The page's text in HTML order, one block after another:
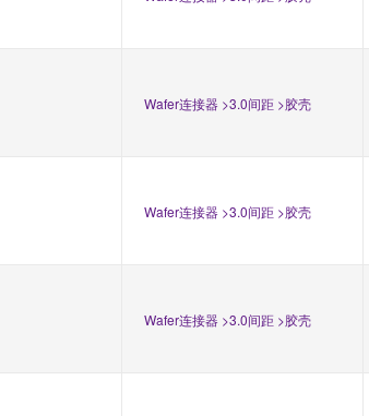
Wafer连接器 >3.0间距 >胶壳
Wafer连接器 >3.0间距 >胶壳
Wafer连接器 >3.0间距 >胶壳